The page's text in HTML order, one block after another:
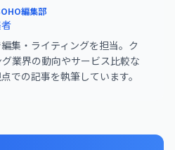
編集部
集・ライティングを担当。ク
業界の動向やサービス比較な
での記事を執筆しています。